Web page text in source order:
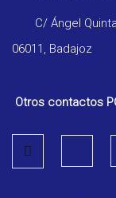
C/ Ángel
06011, Badajoz
Otros contactos